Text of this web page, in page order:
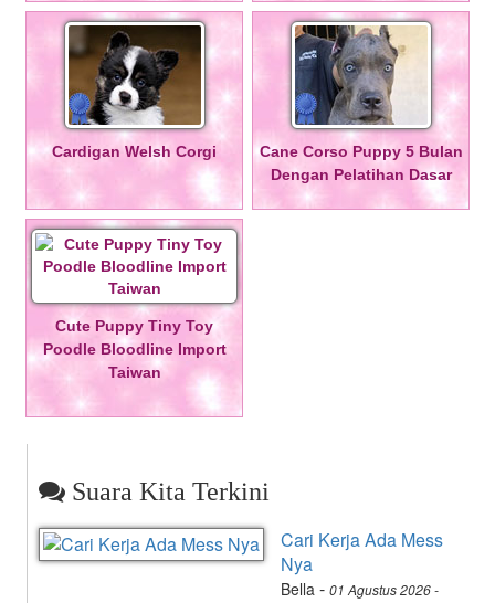
Cardigan Welsh Corgi
Cane Corso Puppy 5 Bulan
Dengan Pelatihan Dasar
Cute Puppy Tiny Toy
Poodle Bloodline Import
Taiwan
Suara Kita Terkini
Cari Kerja Ada Mess
Nya
Bella - 01 Agustus 2026 -